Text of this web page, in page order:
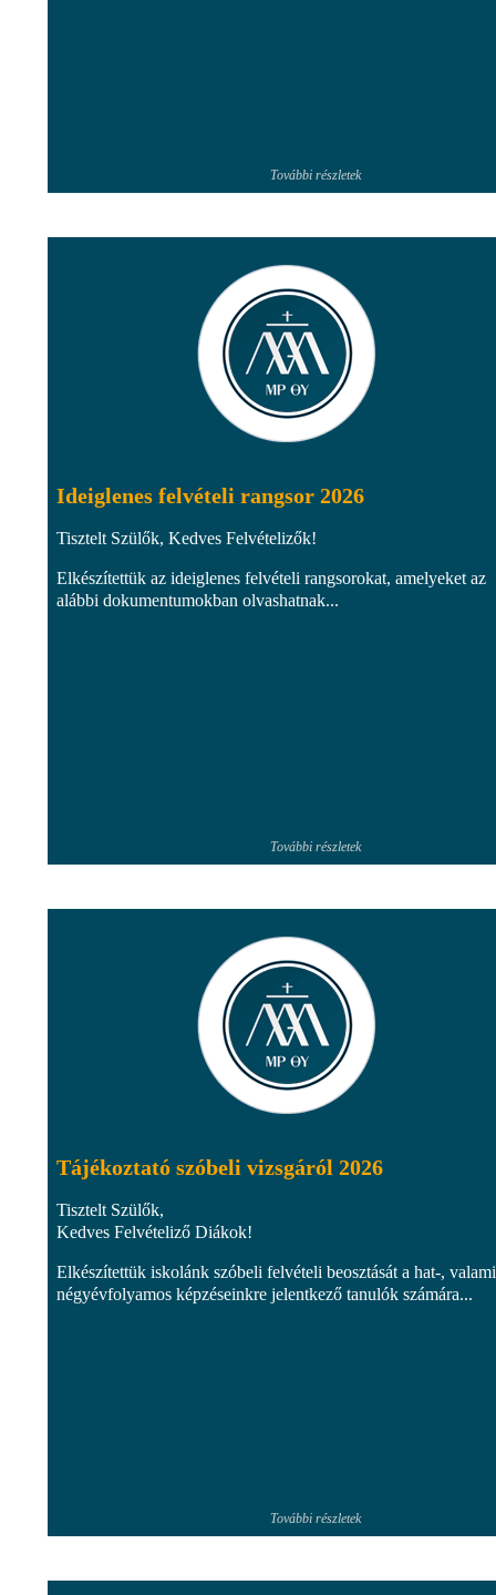
További részletek
Ideiglenes felvételi rangsor 2026
Tisztelt Szülők, Kedves Felvételizők!
Elkészítettük az ideiglenes felvételi rangsorokat, amelyeket az
alábbi dokumentumokban olvashatnak...
További részletek
Tájékoztató szóbeli vizsgáról 2026
Tisztelt Szülők,
Kedves Felvételiző Diákok!
Elkészítettük iskolánk szóbeli felvételi beosztását a hat-,
négyévfolyamos képzéseinkre jelentkező tanulók számára...
További részletek